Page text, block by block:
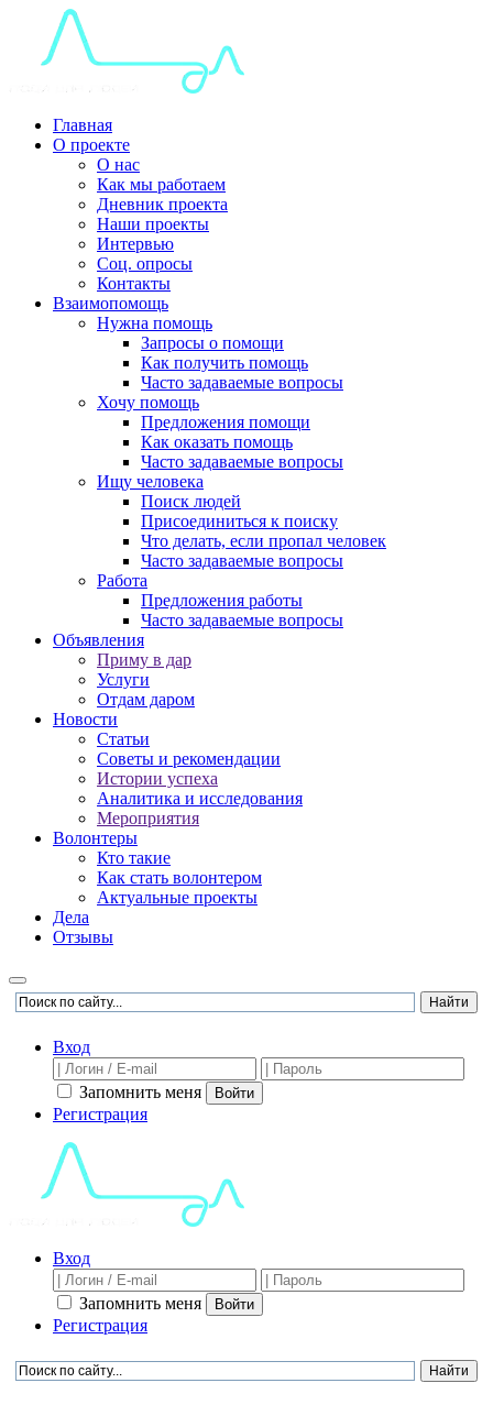
Главная
О проекте
О нас
Как мы работаем
Дневник проекта
Наши проекты
Интервью
Соц. опросы
Контакты
Взаимопомощь
Нужна помощь
Запросы о помощи
Как получить помощь
Часто задаваемые вопросы
Хочу помощь
Предложения помощи
Как оказать помощь
Часто задаваемые вопросы
Ищу человека
Поиск людей
Присоединиться к поиску
Что делать, если пропал человек
Часто задаваемые вопросы
Работа
Предложения работы
Часто задаваемые вопросы
Объявления
Приму в дар
Услуги
Отдам даром
Новости
Статьи
Советы и рекомендации
Истории успеха
Аналитика и исследования
Мероприятия
Волонтеры
Кто такие
Как стать волонтером
Актуальные проекты
Дела
Отзывы
Вход
Запомнить меня Войти
Регистрация
Вход
Запомнить меня Войти
Регистрация